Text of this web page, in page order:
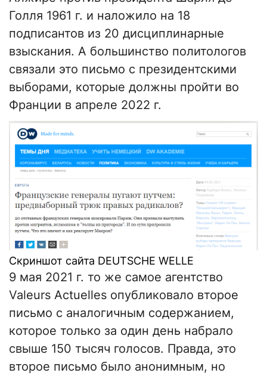
Голля 1961 г. и наложило на 18
подписантов из 20 дисциплинарные
взыскания. А большинство политологов
связали это письмо с президентскими
выборами, которые должны пройти во
Франции в апреле 2022 г.
Скриншот сайта DEUTSCHE WELLE
9 мая 2021 г. то же самое агентство
Valeurs Actuelles опубликовало второе
письмо с аналогичным содержанием,
которое только за один день набрало
свыше 150 тысяч голосов. Правда, это
второе письмо было анонимным, но